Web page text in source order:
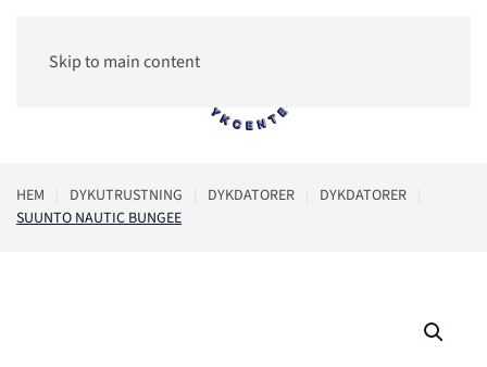
Skip to main content
HEM DYKUTRUSTNING DYKDATORER
DYKDATORER
SUUNTO NAUTIC BUNGEE